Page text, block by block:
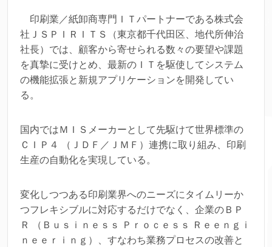
印刷業／紙卸商専門ＩＴパートナーである株式会
社ＪＳＰＩＲＩＴＳ（東京都千代田区、地代所伸治
社長）では、顧客から寄せられる数々の要望や課題
を真摯に受けとめ、最新のＩＴを駆使してシステム
の機能拡張と新規アプリケーションを開発してい
る。
国内ではＭＩＳメーカーとして先駆けて世界標準の
ＣＩＰ４ （ＪＤＦ／ＪＭＦ）連携に取り組み、印刷
生産の自動化を実現している。
変化しつつある印刷業界へのニーズにタイムリーか
つフレキシブルに対応するだけでなく、企業のＢＰ
Ｒ （Ｂｕｓｉｎｅｓｓ Ｐｒｏｃｅｓｓ Ｒｅｅｎｇｉ
ｎｅｅｒｉｎｇ）、すなわち業務プロセスの改善と